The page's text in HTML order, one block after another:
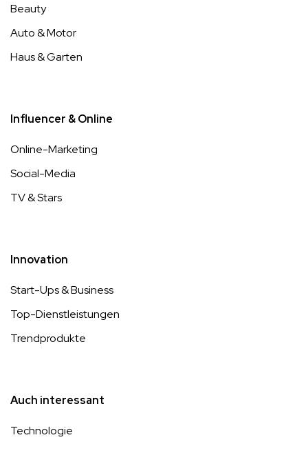
Beauty
Auto & Motor
Haus & Garten
Influencer & Online
Online-Marketing
Social-Media
TV & Stars
Innovation
Start-Ups & Business
Top-Dienstleistungen
Trendprodukte
Auch interessant
Technologie